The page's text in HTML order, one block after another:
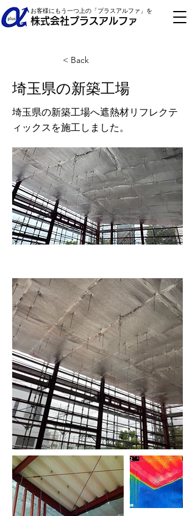
お客様にもう一つ上の「プラスアルファ」を
株式会社プラスアルファ
< Back
埼玉県の新築工場
埼玉県の新築工場へ遮熱材リフレクテ
ィックスを施工しました。